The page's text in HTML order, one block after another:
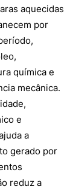
aquecidas
por
química e
mecânica.
e
a
gerado por
reduz a